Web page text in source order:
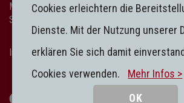
Cookies erleichtern die
Dienste. Mit der Nutzung unserer
erklären Sie sich damit
Cookies verwenden.
Mehr Infos >
OK
Mo-Fr: 08:00-12:00 / 13:30-18:30
Sa: 08:00-15:00
Impressum|Datenschutz